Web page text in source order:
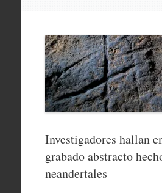
Investigadores hallan
grabado abstracto
neandertales